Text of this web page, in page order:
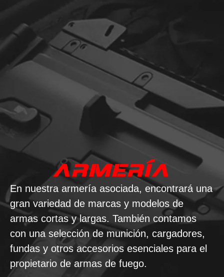
ARMERÍA
En nuestra armería asociada, encontrará una
gran variedad de marcas y modelos de
armas cortas y largas. También contamos
con una selección de munición, cargadores,
fundas y otros accesorios esenciales para el
propietario de armas de fuego.